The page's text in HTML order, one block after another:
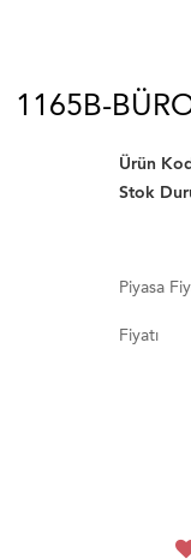
1165B-
Ürün
Stok
Piyasa
Fiyatı